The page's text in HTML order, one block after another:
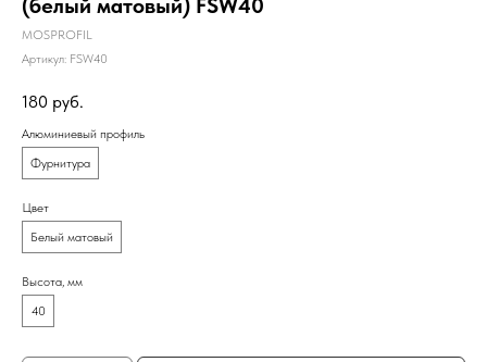
(белый матовый) FSW40
MOSPROFIL
Артикул: FSW40
180 руб.
Алюминиевый профиль
Фурнитура
Цвет
Белый матовый
Высота, мм
40